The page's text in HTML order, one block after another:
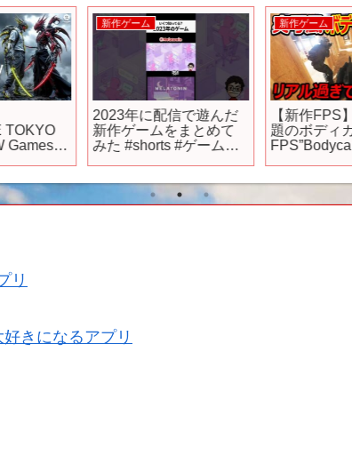
新作ゲーム
2023年に配信で遊んだ
新作ゲームをまとめて
みた #shorts #ゲーム実
【新作FPS】実写で話
題のボディカム視点
FPS”Bodycam”がリリー
w』【実況者ジャンヌ】
リ
きになるアプリ